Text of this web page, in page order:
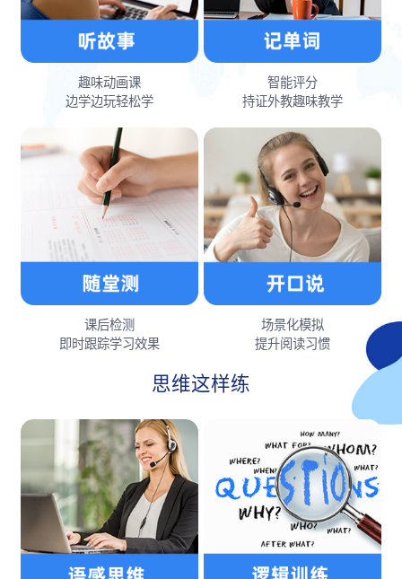
趣味动画课
边学边玩轻松学
智能评分
持证外教趣味教学
课后检测
即时跟踪学习效果
场景化模拟
提升阅读习惯
思维这样练